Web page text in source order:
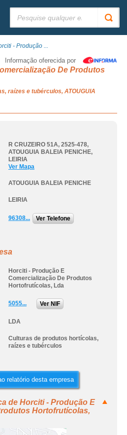
- Produção ...
Informação oferecida por
De Produtos
raízes e tubérculos, ATOUGUIA
R CRUZEIRO 51A, 2525-478,
ATOUGUIA BALEIA PENICHE,
LEIRIA
Ver Mapa
ATOUGUIA BALEIA PENICHE
LEIRIA
96308... Ver Telefone
Horciti - Produção E
Comercialização De Produtos
Hortofrutícolas, Lda
5055... Ver NIF
LDA
Culturas de produtos hortícolas,
raízes e tubérculos
relatório desta empresa
de Horciti - Produção E
Hortofrutícolas,